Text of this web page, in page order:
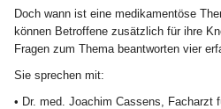
Doch wann ist eine medikamentöse
können Betroffene zusätzlich für ihre
Fragen zum Thema beantworten vier
Sie sprechen mit:
• Dr. med. Joachim Cassens, Facharzt